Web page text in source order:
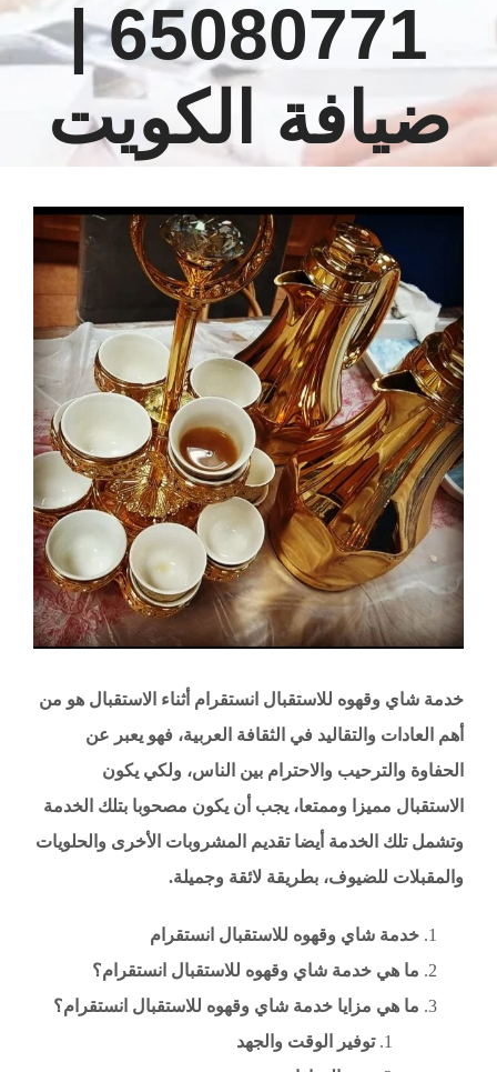
65080771 |
ضيافة الكويت
خدمة شاي وقهوه للاستقبال انستقرام أثناء الاستقبال هو من
أهم العادات والتقاليد في الثقافة العربية، فهو يعبر عن
الحفاوة والترحيب والاحترام بين الناس، ولكي يكون
الاستقبال مميزا وممتعا، يجب أن يكون مصحوبا بتلك الخدمة
وتشمل تلك الخدمة أيضا تقديم المشروبات الأخرى والحلويات
والمقبلات للضيوف، بطريقة لائقة وجميلة.
خدمة شاي وقهوه للاستقبال انستقرام
ما هي خدمة شاي وقهوه للاستقبال انستقرام؟
ما هي مزايا خدمة شاي وقهوه للاستقبال انستقرام؟
توفير الوقت والجهد